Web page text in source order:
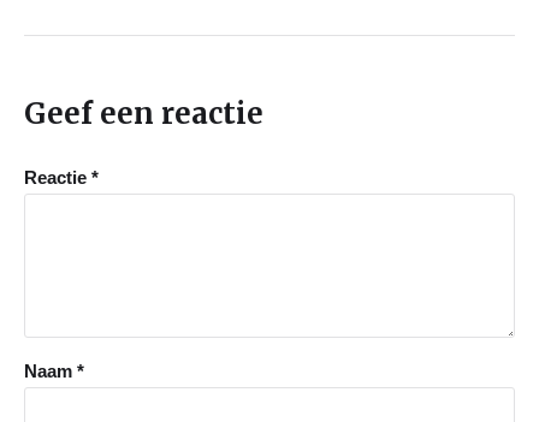
Geef een reactie
Reactie *
Naam *